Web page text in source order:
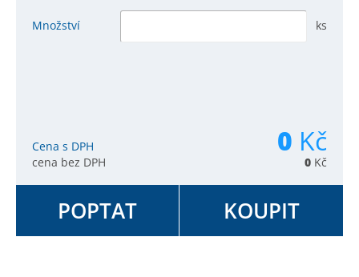
Množství ks
Cena s DPH 0 Kč
cena bez DPH 0 Kč
POPTAT KOUPIT